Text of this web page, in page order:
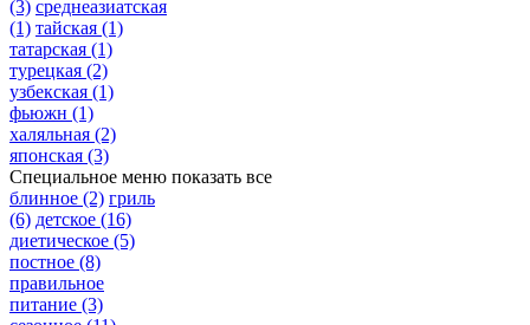
(3) среднеазиатская
(1) тайская (1)
татарская (1)
турецкая (2)
узбекская (1)
фьюжн (1)
халяльная (2)
японская (3)
Специальное меню показать все
блинное (2) гриль
(6) детское (16)
диетическое (5)
постное (8)
правильное
питание (3)